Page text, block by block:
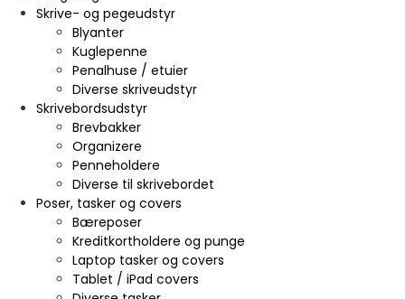
Skrive- og pegeudstyr
Blyanter
Kuglepenne
Penalhuse / etuier
Diverse skriveudstyr
Skrivebordsudstyr
Brevbakker
Organizere
Penneholdere
Diverse til skrivebordet
Poser, tasker og covers
Bæreposer
Kreditkortholdere og punge
Laptop tasker og covers
Tablet / iPad covers